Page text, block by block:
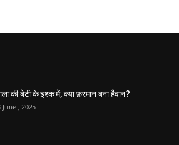
की बेटी के इश्क में, क्या फ़रमान बना हैवान?
June , 2025